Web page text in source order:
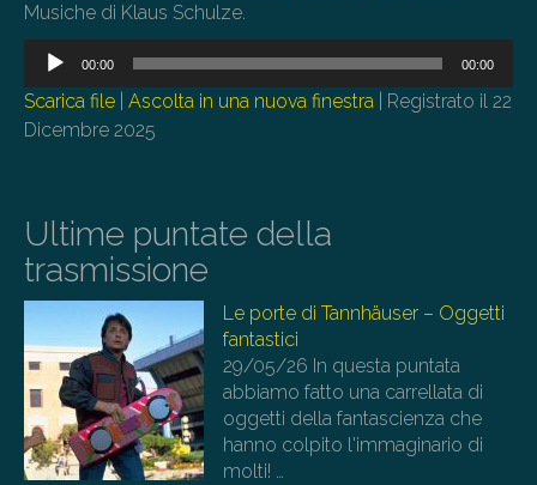
Musiche di Klaus Schulze.
Audio
00:00 00:00
Scarica file Ascolta in una nuova finestra
Registrato il 22
Dicembre 2025
Ultime puntate della
trasmissione
Le porte di Tannhäuser – Oggetti
fantastici
29/05/26 In questa puntata
abbiamo fatto una carrellata di
oggetti della fantascienza che
hanno colpito l'immaginario di
molti! …